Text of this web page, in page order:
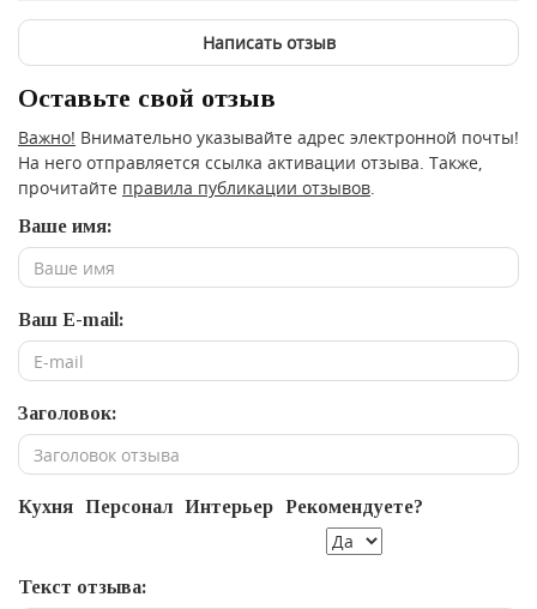
Написать отзыв
Оставьте свой отзыв
Важно! Внимательно указывайте адрес электронной почты!
На него отправляется ссылка активации отзыва. Также,
прочитайте правила публикации отзывов.
Ваше имя:
Ваш E-mail:
Заголовок:
Кухня Персонал Интерьер Рекомендуете?
Текст отзыва: